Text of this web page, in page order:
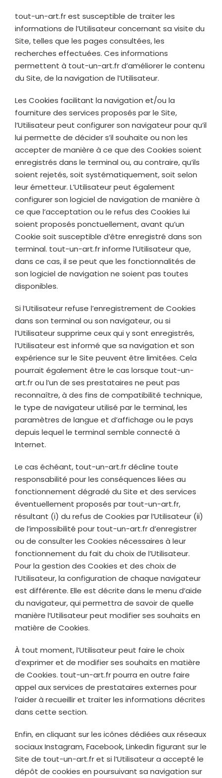
tout-un-art.frest susceptible de traiter les
informations de l’Utilisateur concernant sa visite du
Site, telles que les pages consultées, les
recherches effectuées. Ces informations
permettent à tout-un-art.frd’améliorer le contenu
du Site, de la navigation de l’Utilisateur.
Les Cookies facilitant la navigation et/ou la
fourniture des services proposés par le Site,
l’Utilisateur peut configurer son navigateur pour qu’il
lui permette de décider s’il souhaite ou non les
accepter de manière à ce que des Cookies soient
enregistrés dans le terminal ou, au contraire, qu’ils
soient rejetés, soit systématiquement, soit selon
leur émetteur. L’Utilisateur peut également
configurer son logiciel de navigation de manière à
ce que l’acceptation ou le refus des Cookies lui
soient proposés ponctuellement, avant qu’un
Cookie soit susceptible d’être enregistré dans son
terminal. tout-un-art.frinforme l’Utilisateur que,
dans ce cas, il se peut que les fonctionnalités de
son logiciel de navigation ne soient pas toutes
disponibles.
Si l’Utilisateur refuse l’enregistrement de Cookies
dans son terminal ou son navigateur, ou si
l’Utilisateur supprime ceux qui y sont enregistrés,
l’Utilisateur est informé que sa navigation et son
expérience sur le Site peuvent être limitées. Cela
pourrait également être le cas lorsque tout-un-
art.frou l’un de ses prestataires ne peut pas
reconnaître, à des fins de compatibilité technique,
le type de navigateur utilisé par le terminal, les
paramètres de langue et d’affichage ou le pays
depuis lequel le terminal semble connecté à
Internet.
Le cas échéant, tout-un-art.frdécline toute
responsabilité pour les conséquences liées au
fonctionnement dégradé du Site et des services
éventuellement proposés par tout-un-art.fr,
résultant (i) du refus de Cookies par l’Utilisateur (ii)
de l’impossibilité pour tout-un-art.frd’enregistrer
ou de consulter les Cookies nécessaires à leur
fonctionnement du fait du choix de l’Utilisateur.
Pour la gestion des Cookies et des choix de
l’Utilisateur, la configuration de chaque navigateur
est différente. Elle est décrite dans le menu d’aide
du navigateur, qui permettra de savoir de quelle
manière l’Utilisateur peut modifier ses souhaits en
matière de Cookies.
À tout moment, l’Utilisateur peut faire le choix
d’exprimer et de modifier ses souhaits en matière
de Cookies. tout-un-art.frpourra en outre faire
appel aux services de prestataires externes pour
l’aider à recueillir et traiter les informations décrites
dans cette section.
Enfin, en cliquant sur les icônes dédiées aux réseaux
sociaux Instagram, Facebook, Linkedin figurant sur le
Site de tout-un-art.fret si l’Utilisateur a accepté le
dépôt de cookies en poursuivant sa navigation sur